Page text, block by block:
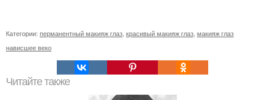
Категории: перманентный макияж глаз, красивый макияж глаз, макияж глаз
нависшее веко
Читайте также